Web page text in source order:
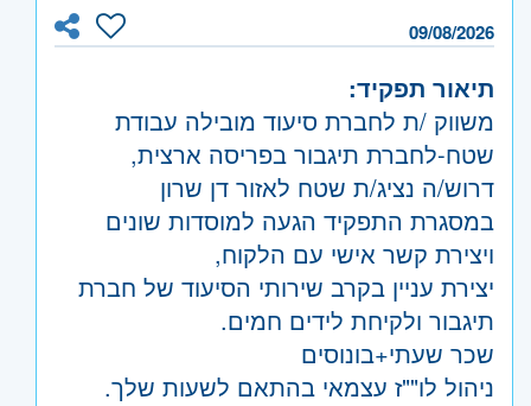
09/08/2026
תיאור תפקיד:
משווק /ת לחברת סיעוד מובילה עבודת
שטח-לחברת תיגבור בפריסה ארצית,
דרוש/ה נציג/ת שטח לאזור דן שרון
במסגרת התפקיד הגעה למוסדות שונים
ויצירת קשר אישי עם הלקוח,
יצירת עניין בקרב שירותי הסיעוד של חברת
תיגבור ולקיחת לידים חמים.
שכר שעתי+בונוסים
ניהול לו""ז עצמאי בהתאם לשעות שלך.